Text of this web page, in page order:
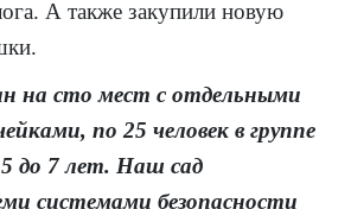
А также закупили новую
на сто мест с отдельными
по 25 человек в группе
до 7 лет. Наш сад
системами безопасности